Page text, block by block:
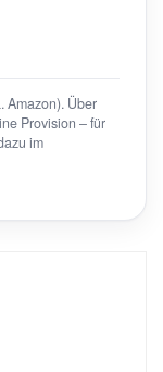
Amazon). Über
Provision – für
im